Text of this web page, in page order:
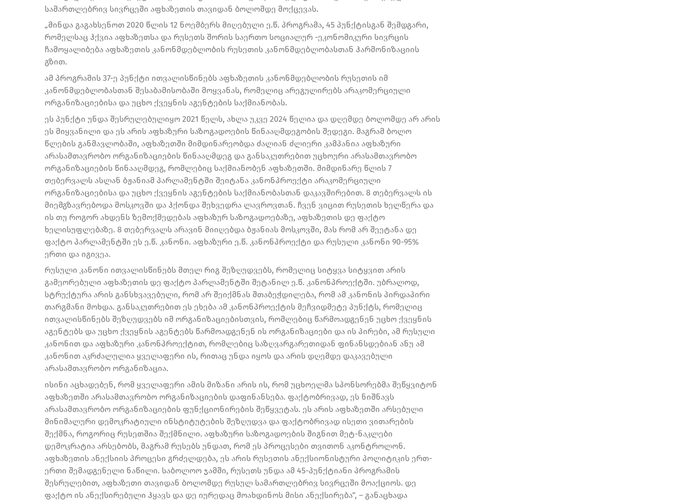
სამართლებრივ სივრცეში აფხაზეთის თავიდან ბოლომდე მოქცევას.
„მინდა გაგახსენოთ 2020 წლის 12 ნოემბერს მიღებული ე.წ. პროგრამა, 45 პუნქტისგან შემდგარი,
რომელსაც ჰქვია აფხაზეთსა და რუსეთს შორის საერთო სოციალურ -ეკონომიკური სივრცის
ჩამოყალიბება აფხაზეთის კანონმდებლობის რუსეთის კანონმდებლობასთან ჰარმონიზაციის
გზით.
ამ პროგრამის 37-ე პუნქტი ითვალისწინებს აფხაზეთის კანონმდებლობის რუსეთის იმ
კანონმდებლობასთან შესაბამისობაში მოყვანას, რომელიც არეგულირებს არაკომერციული
ორგანიზაციებისა და უცხო ქვეყნის აგენტების საქმიანობას.
ეს პუნქტი უნდა შესრულებულიყო 2021 წელს, ახლა უკვე 2024 წელია და დღემდე ბოლომდე არ არის
ეს მიყვანილი და ეს არის აფხაზური საზოგადოების წინააღმდეგობის შედეგი. მაგრამ ბოლო
წლების განმავლობაში, აფხაზეთში მიმდინარეობდა ძალიან ძლიერი კამპანია აფხაზური
არასამთავრობო ორგანიზაციების წინააღმდეგ და განსაკუთრებით უცხოური არასამთავრობო
ორგანიზაციების წინააღმდეგ, რომლებიც საქმიანობენ აფხაზეთში. მიმდინარე წლის 7
თებერვალს ასლან ბჟანიამ პარლამენტში შეიტანა კანონპროექტი არაკომერციული
ორგანიზაციებისა და უცხო ქვეყნის აგენტების საქმიანობასთან დაკავშირებით. 8 თებერვალს ის
მიემგზავრებოდა მოსკოვში და ჰქონდა შეხვედრა ლავროვთან. ჩვენ ვიცით რუსეთის ხელწერა და
ის თუ როგორ ახდენს ზემოქმედებას აფხაზურ საზოგადოებაზე, აფხაზეთის დე ფაქტო
ხელისუფლებაზე. 8 თებერვალს არავინ მიიღებდა ბჟანიას მოსკოვში, მას რომ არ შეეტანა დე
ფაქტო პარლამენტში ეს ე.წ. კანონი. აფხაზური ე.წ. კანონპროექტი და რუსული კანონი 90-95%
ერთი და იგივეა.
რუსული კანონი ითვალისწინებს მთელ რიგ შეზღუდვებს, რომელიც სიტყვა სიტყვით არის
გამეორებული აფხაზეთის დე ფაქტო პარლამენტში შეტანილ ე.წ. კანონპროექტში. უბრალოდ,
სტრუქტურა არის განსხვავებული, რომ არ შეიქმნას შთაბეჭდილება, რომ ამ კანონის პირდაპირი
თარგმანი მოხდა. განსაკუთრებით ეს ეხება ამ კანონპროექტის მეჩვიდმეტე პუნქტს, რომელიც
ითვალისწინებს შეზღუდვებს იმ ორგანიზაციებისთვის, რომლებიც წარმოადგენენ უცხო ქვეყნის
აგენტებს და უცხო ქვეყნის აგენტებს წარმოადგენენ ის ორგანიზაციები და ის პირები, ამ რუსული
კანონით და აფხაზური კანონპროექტით, რომლებიც საზღვარგარეთიდან ფინანსდებიან ანუ ამ
კანონით აკრძალულია ყველაფერი ის, რითაც უნდა იყოს და არის დღემდე დაკავებული
არასამთავრობო ორგანიზაცია.
ისინი აცხადებენ, რომ ყველაფერი ამის მიზანი არის ის, რომ უცხოელმა სპონსორებმა შეწყვიტონ
აფხაზეთში არასამთავრობო ორგანიზაციების დაფინანსება. ფაქტობრივად, ეს ნიშნავს
არასამთავრობო ორგანიზაციების ფუნქციონირების შეწყვეტას. ეს არის აფხაზეთში არსებული
მინიმალური დემოკრატიული ინსტიტუტების შეზღუდვა და ფაქტობრივად ისეთი ვითარების
შექმნა, როგორიც რუსეთშია შექმნილი. აფხაზური საზოგადოების შიგნით მეტ-ნაკლები
დემოკრატია არსებობს, მაგრამ რუსებს უნდათ, რომ ეს პროცესები თვითონ აკონტროლონ.
აფხაზეთის ანექსიის პროცესი გრძელდება, ეს არის რუსეთის ანექსიონისტური პოლიტიკის ერთ-
ერთი შემადგენელი ნაწილი. საბოლოო ჯამში, რუსეთს უნდა ამ 45-პუნქტიანი პროგრამის
შესრულებით, აფხაზეთი თავიდან ბოლომდე რუსულ სამართლებრივ სივრცეში მოაქციოს. დე
ფაქტო ის ანექსირებული ჰყავს და დე იურედაც მოახდინოს მისი ანექსირება“, – განაცხადა